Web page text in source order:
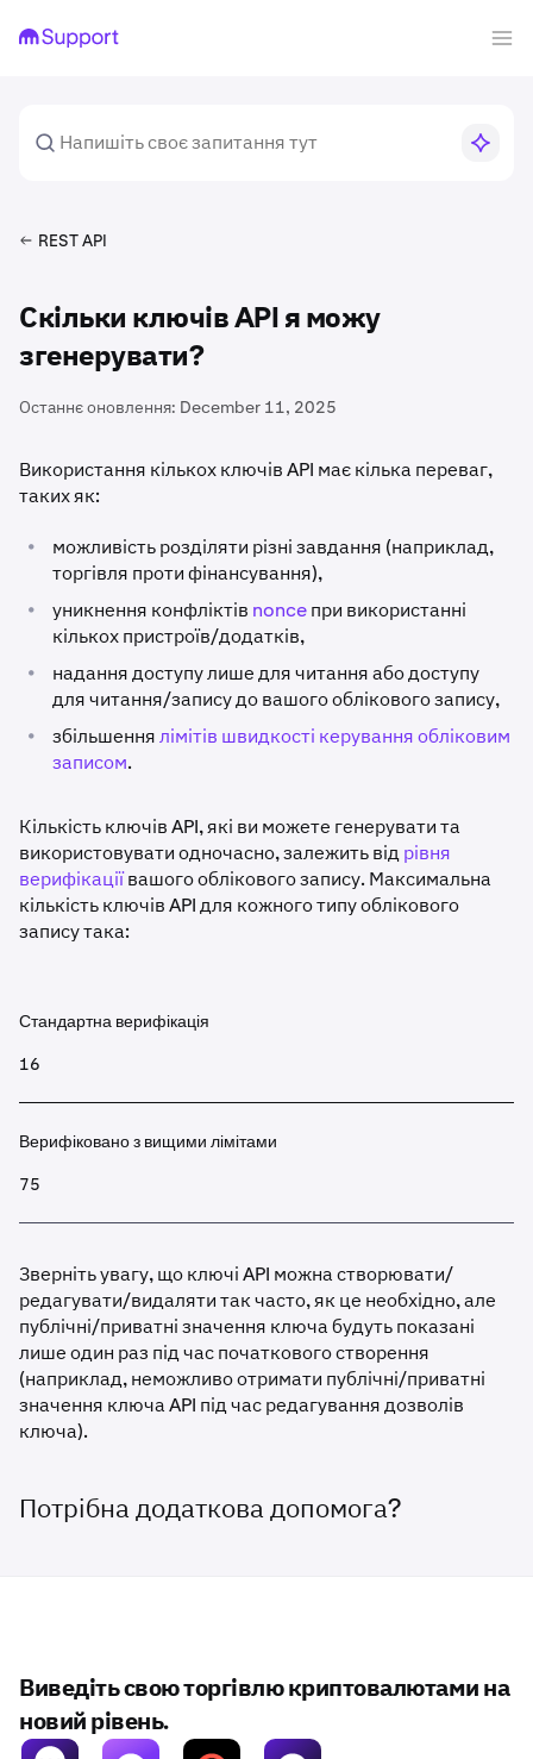
REST API
Скільки ключів API я можу
згенерувати?
Останнє оновлення: December 11, 2025
Використання кількох ключів API має кілька переваг,
таких як:
•
можливість розділяти різні завдання (наприклад,
торгівля проти фінансування),
• уникнення конфліктів nonceпри використанні
кількох пристроїв/додатків,
•
надання доступу лише для читання або доступу
для читання/запису до вашого облікового запису,
• збільшеннялімітів швидкості керування обліковим
записом.
Кількість ключів API, які ви можете генерувати та
використовувати одночасно, залежить відрівня
верифікаціївашого облікового запису. Максимальна
кількість ключів API для кожного типу облікового
запису така:
Стандартна верифікація
16
Верифіковано з вищими лімітами
75
Зверніть увагу, що ключі API можна створювати/
редагувати/видаляти так часто, як це необхідно, але
публічні/приватні значення ключа будуть показані
лише один раз під час початкового створення
(наприклад, неможливо отримати публічні/приватні
значення ключа API під час редагування дозволів
ключа).
Потрібна додаткова допомога?
Виведіть свою торгівлю криптовалютами на
новий рівень.